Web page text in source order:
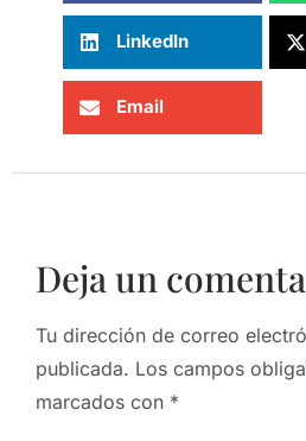
LinkedIn
Email
Deja un
Tu dirección de correo
publicada. Los campos
marcados con *